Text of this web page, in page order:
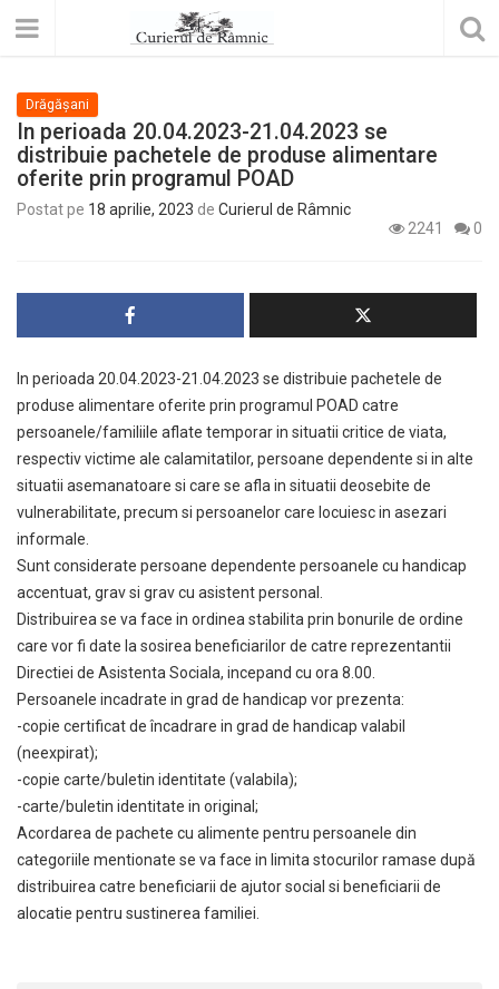
Drăgășani
In perioada 20.04.2023-21.04.2023 se
distribuie pachetele de produse alimentare
oferite prin programul POAD
Postat pe 18 aprilie, 2023 de Curierul de Râmnic
2241
0
In perioada 20.04.2023-21.04.2023 se distribuie pachetele de
produse alimentare oferite prin programul POAD catre
persoanele/familiile aflate temporar in situatii critice de viata,
respectiv victime ale calamitatilor, persoane dependente si in alte
situatii asemanatoare si care se afla in situatii deosebite de
vulnerabilitate, precum si persoanelor care locuiesc in asezari
informale.
Sunt considerate persoane dependente persoanele cu handicap
accentuat, grav si grav cu asistent personal.
Distribuirea se va face in ordinea stabilita prin bonurile de ordine
care vor fi date la sosirea beneficiarilor de catre reprezentantii
Directiei de Asistenta Sociala, incepand cu ora 8.00.
Persoanele incadrate in grad de handicap vor prezenta:
-copie certificat de încadrare in grad de handicap valabil
(neexpirat);
-copie carte/buletin identitate (valabila);
-carte/buletin identitate in original;
Acordarea de pachete cu alimente pentru persoanele din
categoriile mentionate se va face in limita stocurilor ramase după
distribuirea catre beneficiarii de ajutor social si beneficiarii de
alocatie pentru sustinerea familiei.